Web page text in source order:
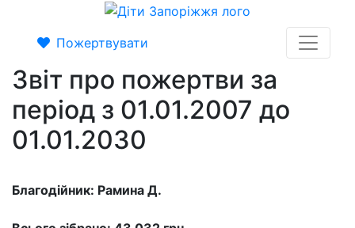
Пожертвувати
Звіт про пожертви за
період з 01.01.2007 до
01.01.2030
Благодійник: Рамина Д.